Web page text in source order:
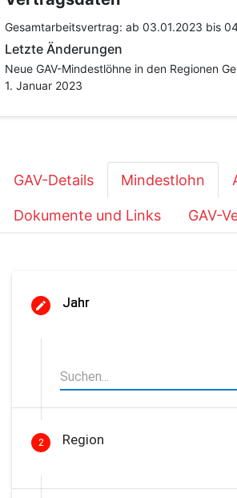
Gesamtarbeitsvertrag: ab 03.01.2023 bis
Letzte Änderungen
Neue GAV-Mindestlöhne in den Regionen
1. Januar 2023
GAV-Details Mindestlohn
Dokumente und Links GAV-
Jahr
2 Region